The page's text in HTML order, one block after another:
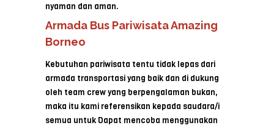
nyaman dan aman.
Armada Bus Pariwisata Amazing
Borneo
Kebutuhan pariwisata tentu tidak lepas dari
armada transportasi yang baik dan di dukung
oleh team crew yang berpengalaman bukan,
maka itu kami referensikan kepada saudara/i
semua untuk Dapat mencoba menggunakan